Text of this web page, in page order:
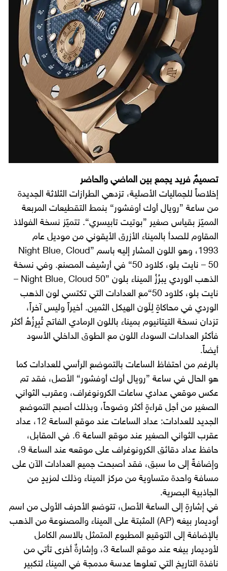
تصميمٌ فريد يجمع بين الماضي والحاضر
إخلاصاً للجماليات الأصلية، تزدهي الطرازات الثلاثة الجديدة
من ساعة ”رويال أوك أوفشور“ بنمط التقطيعات المربعة
المميّز بقياس صغير ”بوتيت تابيسري“. تتميّز نسخة الفولاذ
المقاوم للصدأ بالميناء الأزرق الأيقوني من موديل عام
1993، وهو اللون المشار إليه باسم ”Night Blue, Cloud
50 – نايت بلو، كلاود 50“ في أرشيف المصنع. وفي نسخة
الذهب الوردي يبرُزُ الميناء بلون ”Night Blue, Cloud 50 –
نايت بلو، كلاود 50“مع العدادات التي تكتسي لون الذهب
الوردي في محاكاةٍ لِلَون الهيكل الثمين. أخيراً وليس آخراً،
تزدان نسخة التيتانيوم بميناء باللون الرمادي الفاتح تُبِرِزُهُ أكثر
فأكثر العدادات السوداء اللون مع الطوق الداخلي الأسود
أيضاً.
بالرغم من احتفاظ الساعات بالتموضع الرأسي للعدادات كما
هو الحال في ساعة ”رويال أوك أوفشور“ الأصل، فقد تم
عكس موقعي عدادي ساعات الكرونوغراف، وعقرب الثواني
الصغير من أجل قراءةٍ أكثر وضوحاً، وبذلك أصبح التموضع
الجديد للعدادات: عداد الساعات عند موقع الساعة 12، عداد
عقرب الثواني الصغير عند موقع الساعة 6. في المقابل،
حافظ عداد دقائق الكرونوغراف على موقعه عند الساعة 9،
وإضافةً إلى ما سبق، فقد أصبحت جميع العدادات الآن على
مسافة واحدة متساوية من مركز الميناء وذلك لمزيدٍ من
الجاذبية البصرية.
في إشارةٍ إلى الساعة الأصل، تتوضع الأحرف الأولى من اسم
أوديمار بيغه (AP) المثبتة على الميناء والمصنوعة من الذهب
بالإضافة إلى التوقيع المطبوع المتمثل بالاسم الكامل
لأوديمار بيغه عند موقع الساعة 3، وإشارةٌ أخرى تأتي من
نافذة التاريخ التي تعلوها عدسة مدمجة في الميناء لتكبير